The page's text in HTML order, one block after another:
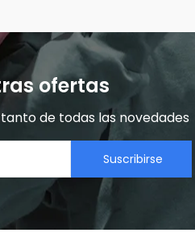
ofertas
de todas las novedades​
Suscribirse